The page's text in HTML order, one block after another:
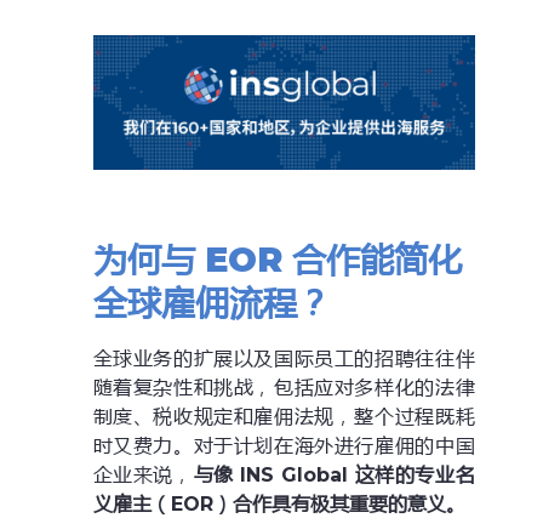
为何与 EOR 合作能简化
全球雇佣流程？
全球业务的扩展以及国际员工的招聘往往伴
随着复杂性和挑战，包括应对多样化的法律
制度、税收规定和雇佣法规，整个过程既耗
时又费力。对于计划在海外进行雇佣的中国
企业来说， 与像 INS Global 这样的专业名
义雇主（EOR）合作具有极其重要的意义。